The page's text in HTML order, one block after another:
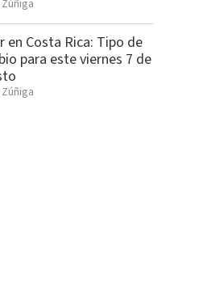
en Costa Rica: Tipo de
para este viernes 7 de